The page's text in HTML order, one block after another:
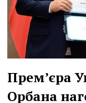
Прем’єра
Орбана